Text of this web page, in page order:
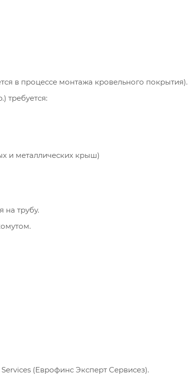
в процессе монтажа кровельного покрытия).
требуется:
и металлических крыш)
на трубу.
(Еврофинс Эксперт Сервисез).